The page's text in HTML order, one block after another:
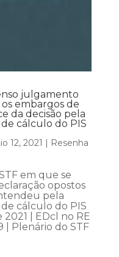
julgamento
embargos de
da decisão pela
cálculo do PIS
12, 2021 | Resenha
em que se
opostos
pela
cálculo do PIS
2021 | EDcl no RE
| Plenário do STF